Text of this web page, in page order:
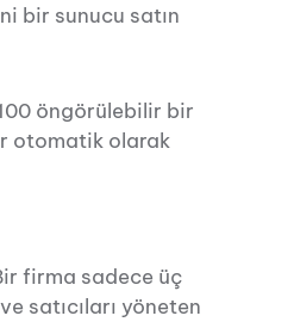
bir sunucu satın
öngörülebilir bir
otomatik olarak
firma sadece üç
satıcıları yöneten